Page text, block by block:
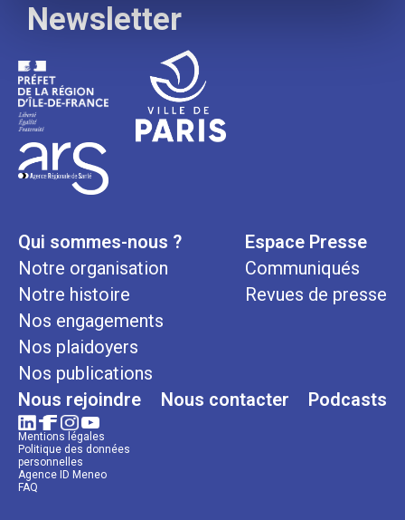
Newsletter
Qui sommes-nous ?
Notre organisation
Notre histoire
Nos engagements
Nos plaidoyers
Nos publications
Espace Presse
Communiqués
Revues de presse
Nous rejoindre Nous contacter Podcasts
Mentions légales
Politique des données
personnelles
Agence ID Meneo
FAQ